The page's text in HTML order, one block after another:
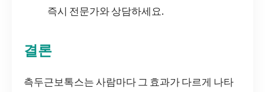
즉시 전문가와 상담하세요.
결론
측두근보톡스는 사람마다 그 효과가 다르게 나타